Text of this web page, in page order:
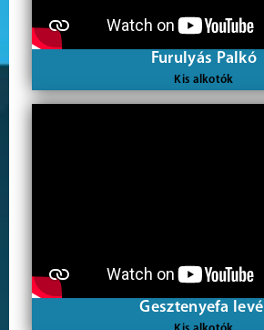
Furulyás Palkó
Kis alkotók
Gesztenyefa levél